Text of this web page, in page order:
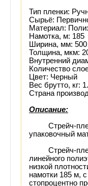
(0)
Доставка
этого
товара
Тип пленки:
Сырьё:
Материал:
Намотка, м: 185
Ширина, мм: 500
Толщина, мкм:
Внутренний
Количество
Цвет: Черный
Вес брутто, кг:
Страна
Описание:
Стрейч-
упаковочный
Стрейч-
линейного
низкой
намотки 185 м,
стопроцентно